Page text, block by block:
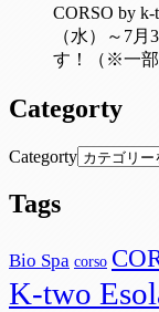
CORSO by
（水）～7
す！（※一
Categorty
Categorty
Tags
Bio Spa corso
K-two